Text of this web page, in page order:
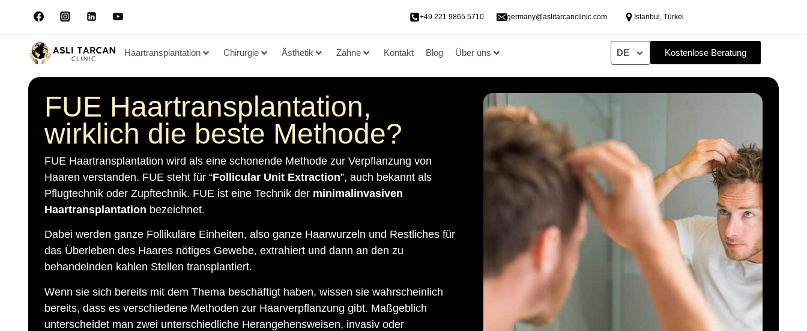
+49 221 9865 5710 germany@aslitarcanclinic.com Istanbul, Türkei
Haartransplantation Chirurgie Ästhetik Zähne Kontakt Blog Über uns Kostenlose Beratung
DE
FUE Haartransplantation,
wirklich die beste Methode?
FUE Haartransplantation wird als eine schonende Methode zur Verpflanzung von
Haaren verstanden. FUE steht für “Follicular Unit Extraction”, auch bekannt als
Pflugtechnik oder Zupftechnik. FUE ist eine Technik der minimalinvasiven
Haartransplantation bezeichnet.
Dabei werden ganze Follikuläre Einheiten, also ganze Haarwurzeln und Restliches für
das Überleben des Haares nötiges Gewebe, extrahiert und dann an den zu
behandelnden kahlen Stellen transplantiert.
Wenn sie sich bereits mit dem Thema beschäftigt haben, wissen sie wahrscheinlich
bereits, dass es verschiedene Methoden zur Haarverpflanzung gibt. Maßgeblich
unterscheidet man zwei unterschiedliche Herangehensweisen, invasiv oder